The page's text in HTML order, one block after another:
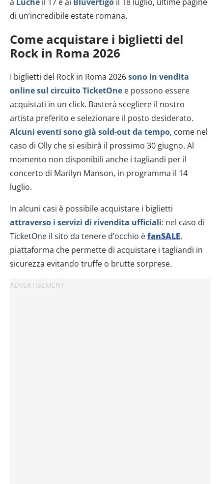
di un’incredibile estate romana.
Come acquistare i biglietti del
Rock in Roma 2026
I biglietti del Rock in Roma 2026sono in vendita
online sul circuito TicketOne e possono essere
acquistati in un click. Basterà scegliere il nostro
artista preferito e selezionare il posto desiderato.
Alcuni eventi sono già sold-out da tempo, come nel
caso di Olly che si esibirà il prossimo 30 giugno. Al
momento non disponibili anche i tagliandi per il
concerto di Marilyn Manson, in programma il 14
luglio.
In alcuni casi è possibile acquistare i biglietti
attraverso i servizi di rivendita ufficiali: nel caso di
TicketOne il sito da tenere d’occhio èfanSALE,
piattaforma che permette di acquistare i tagliandi in
sicurezza evitando truffe o brutte sorprese.